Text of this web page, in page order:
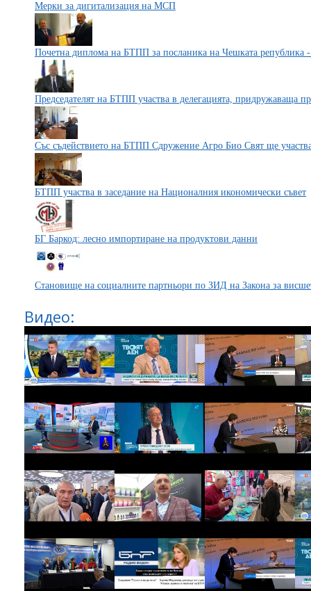
Мерки за дигитализация на МСП
Почетна диплома на БТПП за посланика на Чешката
Председателят на БТПП участва в делегацията, придружаваща
Със съдействието на БТПП Сдружение Агро Био Свят ще
БТПП участва в заседание на Националния икономически съвет
БГ Баркод: лесно импортиране на продуктови данни
Становище на социалните партньори по ЗИД на Закона за
Видео: